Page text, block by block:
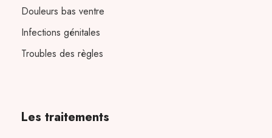
Douleurs bas ventre
Infections génitales
Troubles des règles
Les traitements